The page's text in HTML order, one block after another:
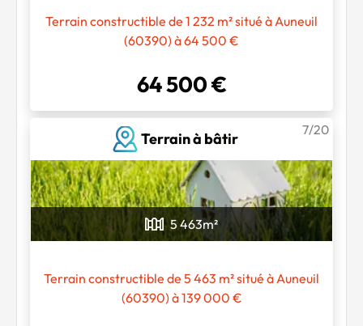
Terrain constructible de 1 232 m² situé à Auneuil
(60390) à 64 500 €
64 500 €
Terrain à bâtir
7/20
5 463m²
Terrain constructible de 5 463 m² situé à Auneuil
(60390) à 139 000 €